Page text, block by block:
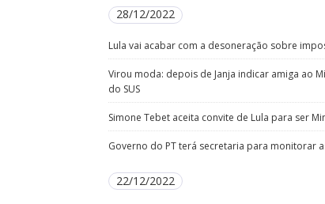
28/12/2022
Lula vai acabar com a desoneração sobre
Virou moda: depois de Janja indicar amiga ao
do SUS
Simone Tebet aceita convite de Lula para ser
Governo do PT terá secretaria para monitorar
22/12/2022